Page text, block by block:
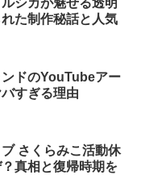
ルシカが魅せる透明
た制作秘話と人気
ドのYouTubeアー
すぎる理由
ブ さくらみこ活動休
真相と復帰時期を